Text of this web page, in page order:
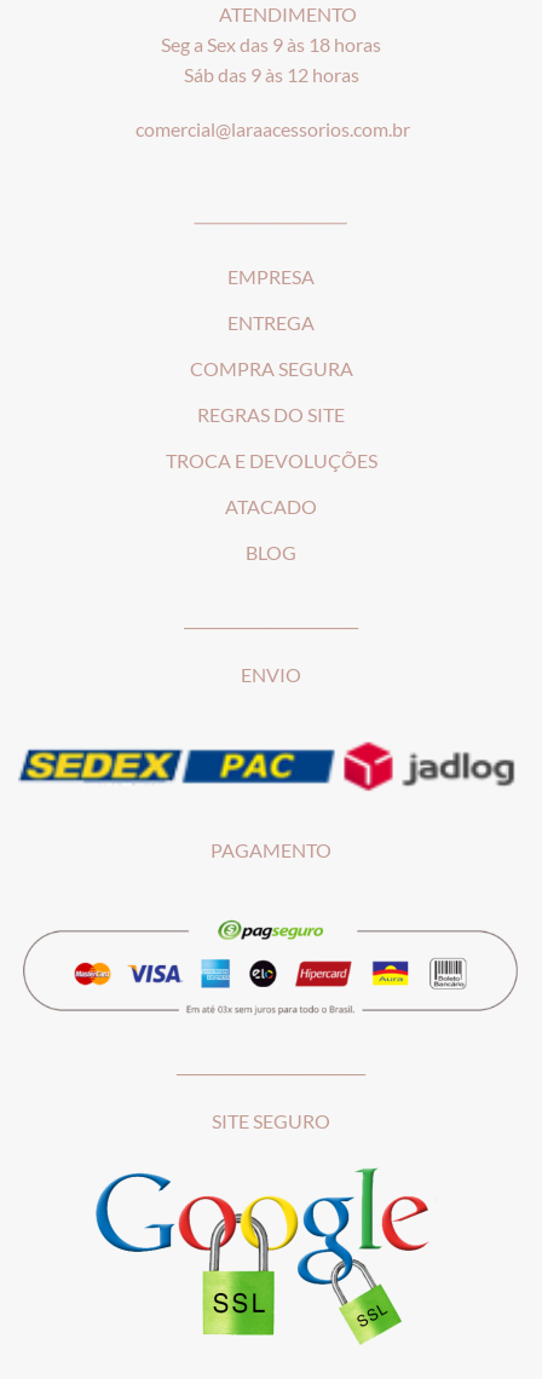
ATENDIMENTO
Seg a Sex das 9 às 18 horas
Sáb das 9 às 12 horas
comercial@laraacessorios.com.br
EMPRESA
ENTREGA
COMPRA SEGURA
REGRAS DO SITE
TROCA E DEVOLUÇÕES
ATACADO
BLOG
ENVIO
PAGAMENTO
SITE SEGURO